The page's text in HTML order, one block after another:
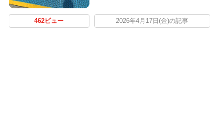
462ビュー 2026年4月17日(金)の記事